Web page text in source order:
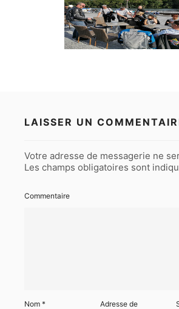
LAISSER UN
Votre adresse de messagerie ne
Les champs obligatoires sont
Commentaire
Nom *
Adresse de